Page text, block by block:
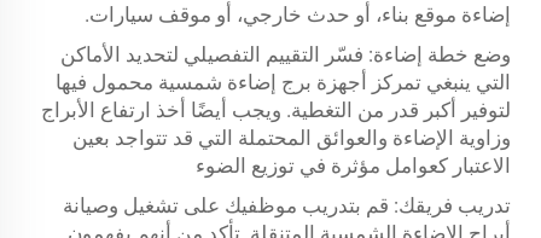
إضاءة موقع بناء، أو حدث خارجي، أو موقف سيارات.
وضع خطة إضاءة: فسّر التقييم التفصيلي لتحديد الأماكن
التي ينبغي تمركز أجهزة برج إضاءة شمسية محمول فيها
لتوفير أكبر قدر من التغطية. ويجب أيضًا أخذ ارتفاع الأبراج
وزاوية الإضاءة والعوائق المحتملة التي قد تتواجد بعين
الاعتبار كعوامل مؤثرة في توزيع الضوء
تدريب فريقك: قم بتدريب موظفيك على تشغيل وصيانة
أبراج الإضاءة الشمسية المتنقلة. تأكد من أنهم يفهمون